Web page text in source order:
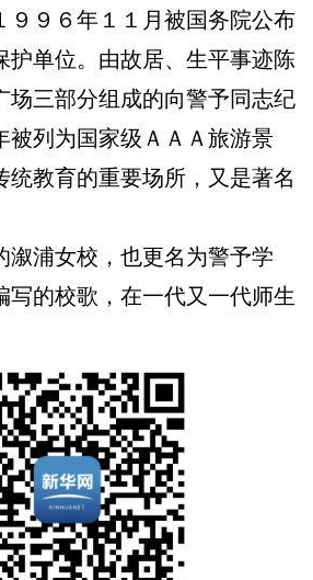
９６年１１月被国务院公布
护单位。由故居、生平事迹陈
场三部分组成的向警予同志纪
被列为国家级ＡＡＡ旅游景
统教育的重要场所，又是著名
浦女校，也更名为警予学
写的校歌，在一代又一代师生